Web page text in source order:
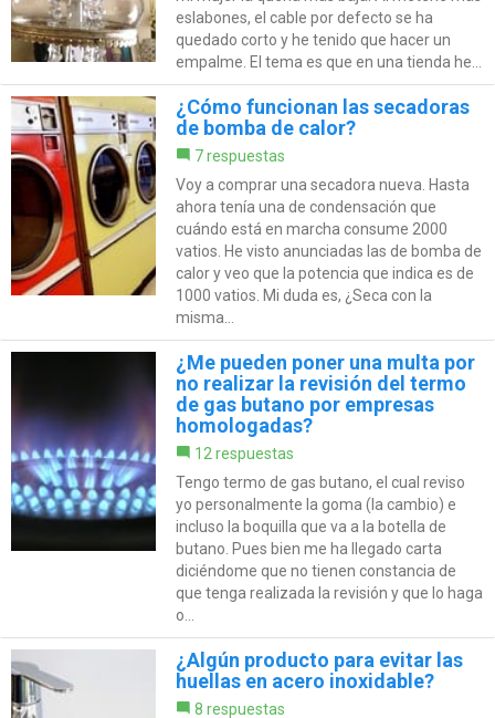
eslabones, el cable por defecto se ha
quedado corto y he tenido que hacer un
empalme. El tema es que en una tienda he...
¿Cómo funcionan las secadoras
de bomba de calor?
7 respuestas
Voy a comprar una secadora nueva. Hasta
ahora tenía una de condensación que
cuándo está en marcha consume 2000
vatios. He visto anunciadas las de bomba de
calor y veo que la potencia que indica es de
1000 vatios. Mi duda es, ¿Seca con la
misma...
¿Me pueden poner una multa por
no realizar la revisión del termo
de gas butano por empresas
homologadas?
12 respuestas
Tengo termo de gas butano, el cual reviso
yo personalmente la goma (la cambio) e
incluso la boquilla que va a la botella de
butano. Pues bien me ha llegado carta
diciéndome que no tienen constancia de
que tenga realizada la revisión y que lo haga
o...
¿Algún producto para evitar las
huellas en acero inoxidable?
8 respuestas